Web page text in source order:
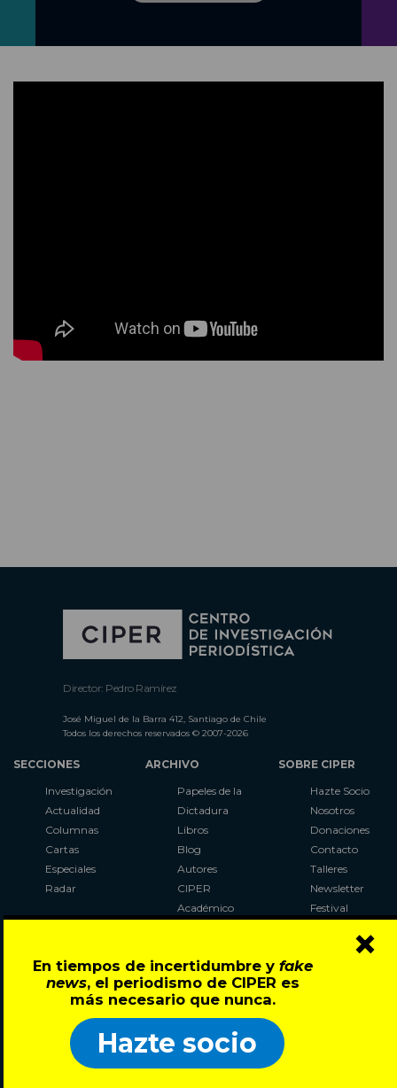
En tiempos de incertidumbre y fake
news, el periodismo de CIPER es
más necesario que nunca.
Hazte socio
×
Director: Pedro Ramírez
José Miguel de la Barra 412, Santiago de Chile
Todos los derechos reservados © 2007-2026
SECCIONES
Investigación
Actualidad
Columnas
Cartas
Especiales
Radar
ARCHIVO
Papeles de la
Dictadura
Libros
Blog
Autores
CIPER
Académico
Al Plebiscito
con CIPER
SOBRE CIPER
Hazte Socio
Nosotros
Donaciones
Contacto
Talleres
Newsletter
Festival